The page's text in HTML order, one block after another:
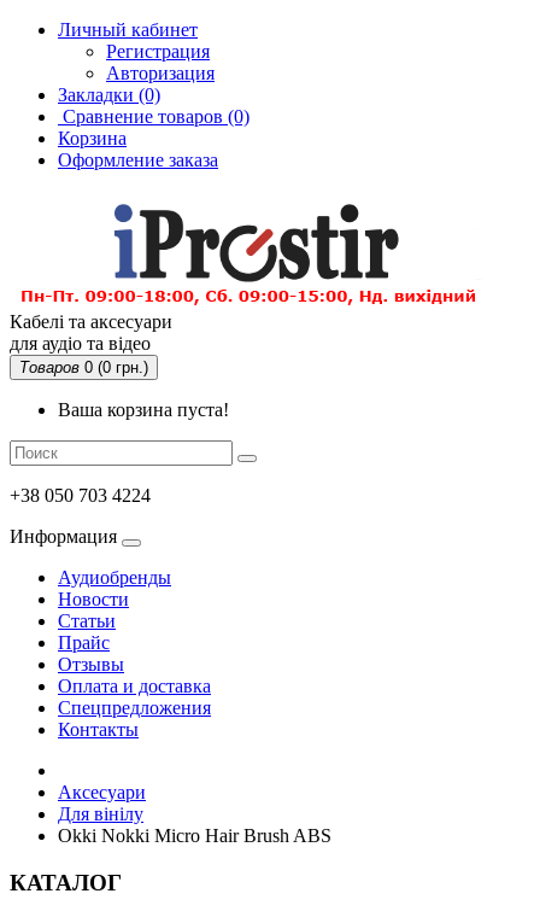
Личный кабинет
Регистрация
Авторизация
Закладки (0)
Сравнение товаров (0)
Корзина
Оформление заказа
Кабелі та аксесуари
для аудіо та відео
Товаров 0 (0 грн.)
Ваша корзина пуста!
+38 050 703 4224
Информация
Аудиобренды
Новости
Статьи
Прайс
Отзывы
Оплата и доставка
Спецпредложения
Контакты
Аксесуари
Для вінілу
Okki Nokki Micro Hair Brush ABS
КАТАЛОГ